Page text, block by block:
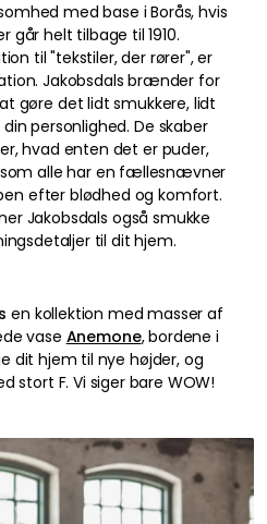
med base i Borås, hvis
går helt tilbage til 1910.
til "tekstiler, der rører", er
Jakobsdals brænder for
gøre det lidt smukkere, lidt
personlighed. De skaber
hvad enten det er puder,
alle har en fællesnævner
efter blødhed og komfort.
Jakobsdals også smukke
til dit hjem.
en kollektion med masser af
vase Anemone, bordene i
dit hjem til nye højder, og
stort F. Vi siger bare WOW!